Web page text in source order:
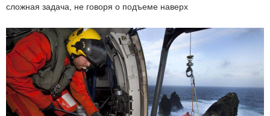
сложная задача, не говоря о подъеме наверх